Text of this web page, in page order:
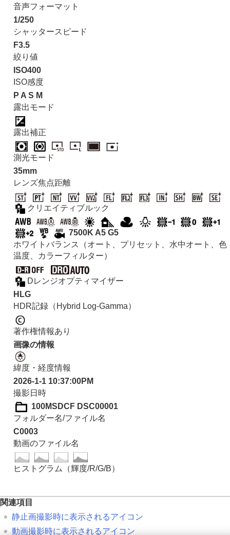
音声フォーマット
1/250
シャッタースピード
F3.5
絞り値
ISO400
ISO感度
P A S M
露出モード
露出補正
測光モード
35mm
レンズ焦点距離
クリエイティブルック
7500K A5 G5
ホワイトバランス（オート、プリセット、水中オート、色
温度、カラーフィルター）
Dレンジオプティマイザー
HLG
HDR記録（Hybrid Log-Gamma）
著作権情報あり
画像の情報
緯度・経度情報
2026-1-1 10:37:00PM
撮影日時
100MSDCF DSC00001
フォルダー名/ファイル名
C0003
動画のファイル名
ヒストグラム（輝度/R/G/B）
関連項目
静止画撮影時に表示されるアイコン
動画撮影時に表示されるアイコン